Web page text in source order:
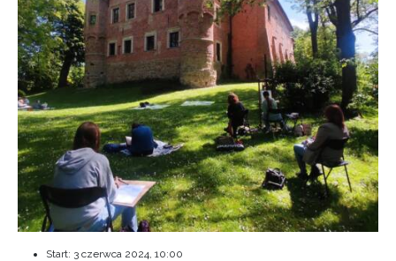
Start: 3 czerwca 2024, 10:00